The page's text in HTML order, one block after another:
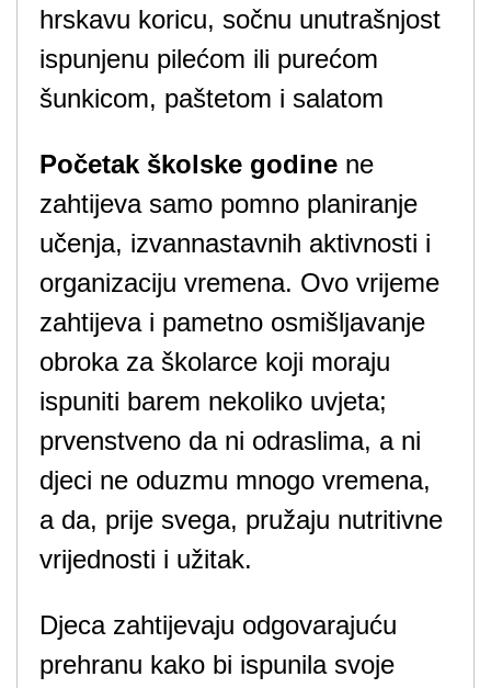
hrskavu koricu, sočnu unutrašnjost
ispunjenu pilećom ili purećom
šunkicom, paštetom i salatom
Početak školske godine ne
zahtijeva samo pomno planiranje
učenja, izvannastavnih aktivnosti i
organizaciju vremena. Ovo vrijeme
zahtijeva i pametno osmišljavanje
obroka za školarce koji moraju
ispuniti barem nekoliko uvjeta;
prvenstveno da ni odraslima, a ni
djeci ne oduzmu mnogo vremena,
a da, prije svega, pružaju nutritivne
vrijednosti i užitak.
Djeca zahtijevaju odgovarajuću
prehranu kako bi ispunila svoje